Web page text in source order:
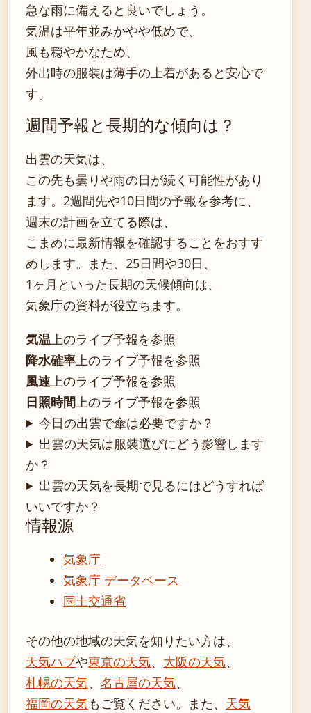
急な雨に備えると良いでしょう。
気温は平年並みかやや低めで、
風も穏やかなため、
外出時の服装は薄手の上着があると安心で
す。
週間予報と長期的な傾向は？
出雲の天気は、
この先も曇りや雨の日が続く可能性があり
ます。2週間先や10日間の予報を参考に、
週末の計画を立てる際は、
こまめに最新情報を確認することをおすす
めします。また、25日間や30日、
1ヶ月といった長期の天候傾向は、
気象庁の資料が役立ちます。
気温上のライブ予報を参照
降水確率上のライブ予報を参照
風速上のライブ予報を参照
日照時間上のライブ予報を参照
今日の出雲で傘は必要ですか？
出雲の天気は服装選びにどう影響します
か？
出雲の天気を長期で見るにはどうすれば
いいですか？
情報源
気象庁
気象庁 データベース
国土交通省
その他の地域の天気を知りたい方は、
天気ハブや東京の天気、 大阪の天気、
札幌の天気、 名古屋の天気、
福岡の天気もご覧ください。また、 天気